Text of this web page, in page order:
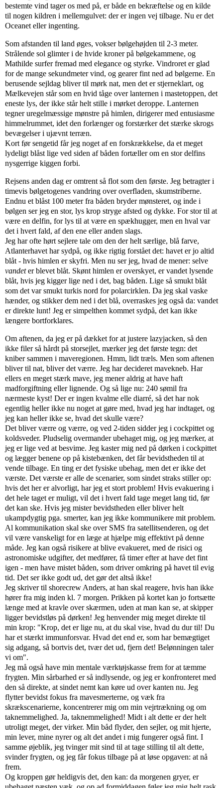
bestemte vind tager os med på, er både en bekræftelse og en kilde
til nogen kildren i mellemgulvet: der er ingen vej tilbage. Nu er det
Oceanet eller ingenting.
Som afstanden til land øges, vokser bølgehøjden til 2-3 meter.
Strålende sol glimter i de hvide kroner på bølgekammene, og
Mathilde surfer fremad med elegance og styrke. Vindroret er glad
for de mange sekundmeter vind, og gearer fint ned ad bølgerne. En
berusende sejldag bliver til mørk nat, men det er stjerneklart, og
Mælkevejen står som en hvid tåge over lanternen i mastetoppen, det
eneste lys, der ikke står helt stille i mørket deroppe. Lanternen
tegner uregelmæssige mønstre på himlen, dirigerer med entusiasme
himmelrummet, idet den forlænger og forstærker det stærke skrogs
bevægelser i ujævnt terræn.
Kort før sengetid får jeg noget af en forskrækkelse, da et meget
lydeligt blåst lige ved siden af båden fortæller om en stor delfins
nysgerrige kiggen forbi.
Rejsens anden dag er omtrent så flot som den første. Jeg betragter i
timevis bølgetogenes vandring over overfladen, skumstriberne.
Endnu et blåst 100 meter fra båden bryder mønsteret, og inde i
bølgen ser jeg en stor, lys krop stryge afsted og dykke. For stor til at
være en delfin, for lys til at være en spækhugger, men en hval var
det i hvert fald, af den ene eller anden slags.
Jeg har ofte hørt sejlere tale om den der helt særlige, blå farve,
Atlanterhavet har sydpå, og ikke rigtig forstået det: havet er jo altid
blåt - hvis himlen er skyfri. Men nu ser jeg, hvad de mener: selve
vandeter blevet blåt. Skønt himlen er overskyet, er vandet lysende
blåt, hvis jeg kigger lige ned i det, bag båden. Lige så smukt blåt
som det var smukt turkis nord for polarcirklen. Da jeg skal vaske
hænder, og stikker dem ned i det blå, overraskes jeg også da: vandet
er direkte lunt! Jeg er simpelthen kommet sydpå, det kan ikke
længere bortforklares.
Om aftenen, da jeg er på dækket for at justere lazyjacken, så den
ikke filer så hårdt på storsejlet, mærker jeg det første tegn: det
kniber sammen i maveregionen. Hmm, lidt træls. Men som aftenen
bliver til nat, bliver det værre. Jeg har decideret mavekneb. Har
ellers en meget stærk mave, jeg mener aldrig at have haft
madforgiftning eller lignende. Og så lige nu: 240 sømil fra
nærmeste kyst! Der er ingen kvalme elle diarré, så det har nok
egentlig heller ikke nu noget at gøre med, hvad jeg har indtaget, og
jeg kan heller ikke se, hvad det skulle være?
Det bliver værre og værre, og ved 2-tiden sidder jeg i cockpittet og
koldsveder. Pludselig overmander ubehaget mig, og jeg mærker, at
jeg er lige ved at besvime. Jeg kaster mig ned på dørken i cockpittet
og lægger benene op på kistebænken, det får bevidstheden til at
vende tilbage. En ting er det fysiske ubehag, men det er ikke det
værste. Det værste er alle de scenarier, som sindet straks stiller op:
hvis det her er alvorligt, har jeg et stort problem! Hvis evakuering i
det hele taget er muligt, vil det i hvert fald tage meget lang tid, før
det kan ske. Hvis jeg mister bevidstheden eller bliver helt
ukampdygtig pga. smerter, kan jeg ikke kommunikere mit problem.
Al kommunikation skal ske over SMS fra satellitsenderen, og det
vil være vanskeligt for en læge at hjælpe mig effektivt på denne
måde. Jeg kan også risikere at blive evakueret, med de risici og
astronomiske udgifter, det medfører, få timer efter at have det fint
igen - men have mistet båden, som driver omkring på havet til evig
tid. Det ser ikke godt ud, det gør det altså ikke!
Jeg skriver til shorecrew Anders, at han skal reagere, hvis han ikke
hører fra mig inden kl. 7 morgen. Prikken på kortet kan jo fortsætte
længe med at kravle over skærmen, uden at man kan se, at skipper
ligger bevidstløs på dørken! Jeg henvender mig meget direkte til
min krop: "Krop, det er lige nu, at du skal vise, hvad du dur til! Du
har et stærkt immunforsvar. Hvad det end er, som har bemægtiget
sig adgang, så bortvis det, tvær det ud, fjern det! Belønningen taler
vi om".
Jeg må også have min mentale værktøjskasse frem for at tæmme
frygten. Min sårbarhed er så indlysende, og jeg er konfronteret med
den så direkte, at sindet nemt kan køre ud over kanten nu. Jeg
flytter bevidst fokus fra mavesmerterne, og væk fra
skrækscenarierne, koncentrerer mig om min vejrtrækning og om
taknemmelighed. Ja, taknemmelighed! Midt i alt dette er der helt
utroligt meget, der virker. Min båd flyder, den sejler, og mit hjerte,
min lever, mine nyrer og alt det andet i mig fungerer også fint. I
samme øjeblik, jeg tvinger mit sind til at tage stilling til alt dette,
svinder frygten, og jeg får fokus tilbage på at løse opgaven: at nå
frem.
Og kroppen gør heldigvis det, den kan: da morgenen gryer, er